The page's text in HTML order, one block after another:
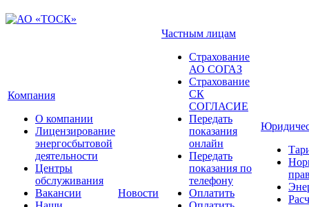
Компания
О компании
Лицензирование
энергосбытовой
деятельности
Центры
обслуживания
Вакансии
Новости
Частным лицам
Страхование
АО СОГАЗ
Страхование
СК
СОГЛАСИЕ
Передать
показания
онлайн
Передать
показания по
телефону
Оплатить